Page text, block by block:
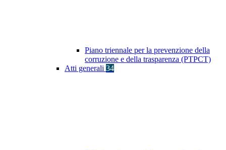
Piano triennale per la prevenzione della
corruzione e della trasparenza (PTPCT)
Atti generali 34